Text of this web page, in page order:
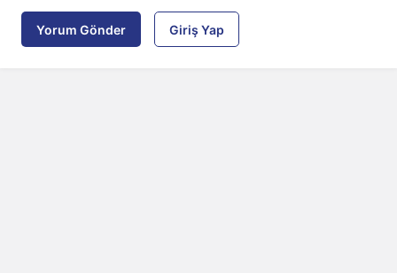
Yorum Gönder Giriş Yap